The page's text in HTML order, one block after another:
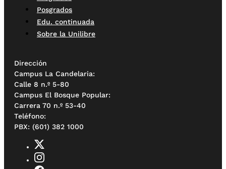
Posgrados
Edu. continuada
Sobre la Unilibre
Dirección
Campus La Candelaria:
Calle 8 n.º 5-80
Campus El Bosque Popular:
Carrera 70 n.º 53-40
Teléfono:
PBX: (601) 382 1000